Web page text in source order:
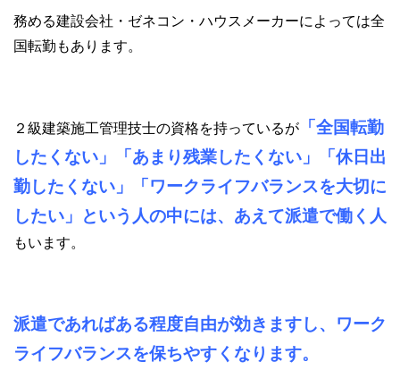
務める建設会社・ゼネコン・ハウスメーカーによっては全
国転勤もあります。
２級建築施工管理技士の資格を持っているが
「全国転勤
したくない」「あまり残業したくない」「休日出
勤したくない」「ワークライフバランスを大切に
したい」という人の中には、あえて派遣で働く人
もいます。
派遣であればある程度自由が効きますし、ワーク
ライフバランスを保ちやすくなります。